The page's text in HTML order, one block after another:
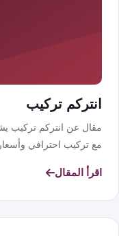
انتركم تركيب
مقال عن انتركم تركيب
مع تركيب احترافي وأسعار
اقرأ المقال